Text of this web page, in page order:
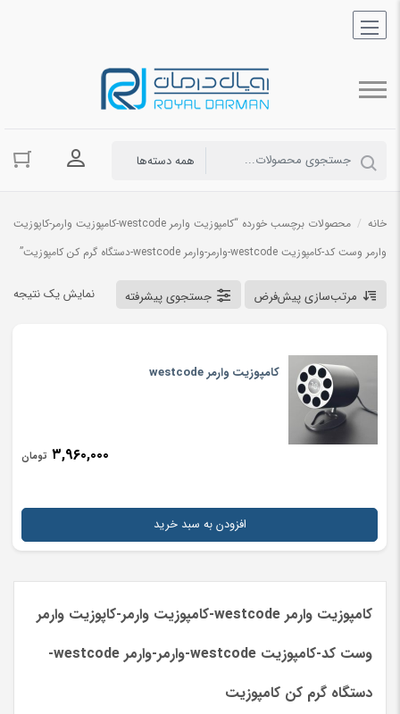
ورود به
خانه /
محصولات برچسب خورده “کامپوزیت وارمر westcode-کامپوزیت وارمر-کاپوزیت
وارمر وست کد-کامپوزیت westcode-وارمر-وارمر westcode-دستگاه گرم کن کامپوزیت”
نمایش یک نتیجه مرتب‌سازی پیش‌فرض جستجوی پیشرفته
کامپوزیت وارمر westcode
۳,۹۶۰,۰۰۰ تومان
افزودن به سبد خرید
کامپوزیت وارمر westcode-کامپوزیت وارمر-کاپوزیت وارمر
وست کد-کامپوزیت westcode-وارمر-وارمر westcode-
دستگاه گرم کن کامپوزیت